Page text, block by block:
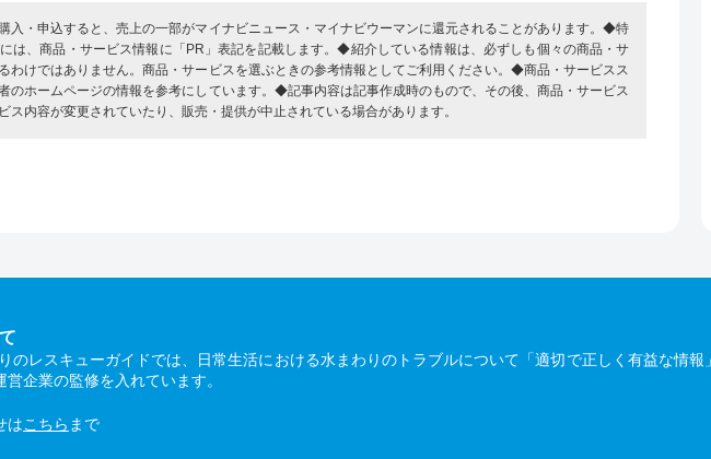
入・申込すると、売上の一部がマイナビニュース・マイナビウーマンに還元されることがあります。◆特
は、商品・サービス情報に「PR」表記を記載します。◆紹介している情報は、必ずしも個々の商品・サ
わけではありません。商品・サービスを選ぶときの参考情報としてご利用ください。◆商品・サービスス
のホームページの情報を参考にしています。◆記事内容は記事作成時のもので、その後、商品・サービス
ス内容が変更されていたり、販売・提供が中止されている場合があります。
のレスキューガイドでは、日常生活における水まわりのトラブルについて「適切で正しく有益な情報
企業の監修を入れています。
はこちら まで